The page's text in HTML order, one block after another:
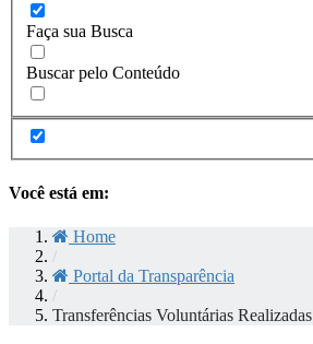
Faça sua Busca
Buscar pelo Conteúdo
Você está em:
Home
/
Portal da Transparência
/
Transferências Voluntárias Realizadas